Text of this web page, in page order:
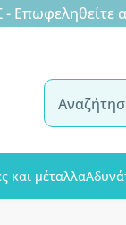
και μέταλλα